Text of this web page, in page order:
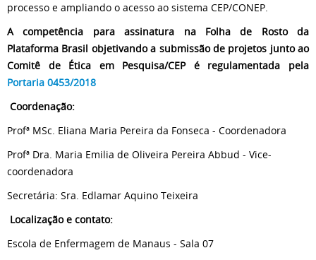
processo e ampliando o acesso ao sistema CEP/CONEP.
A competência para assinatura na Folha de Rosto da
Plataforma Brasil objetivando a submissão de projetos junto ao
Comitê de Ética em Pesquisa/CEP é regulamentada pela
Portaria 0453/2018
Coordenação:
Profª MSc. Eliana Maria Pereira da Fonseca - Coordenadora
Profª Dra. Maria Emilia de Oliveira Pereira Abbud - Vice-
coordenadora
Secretária: Sra. Edlamar Aquino Teixeira
Localização e contato:
Escola de Enfermagem de Manaus - Sala 07